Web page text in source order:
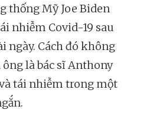
thống Mỹ Joe Biden
nhiễm Covid-19 sau
Cách đó không
ông là bác sĩ Anthony
tái nhiễm trong một